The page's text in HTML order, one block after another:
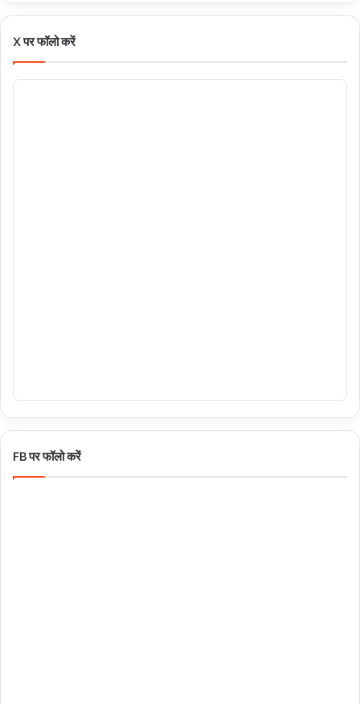
X पर फॉलो करें
FB पर फॉलो करें